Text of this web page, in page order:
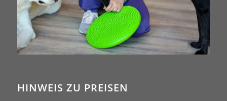
HINWEIS ZU PREISEN